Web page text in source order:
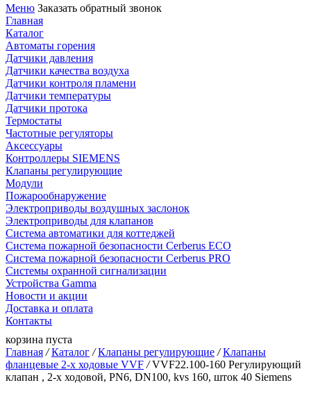
Меню Заказать обратный звонок
Главная
Каталог
Автоматы горения
Датчики давления
Датчики качества воздуха
Датчики контроля пламени
Датчики температуры
Датчики протока
Термостаты
Частотные регуляторы
Аксессуары
Контроллеры SIEMENS
Клапаны регулирующие
Модули
Пожарообнаружение
Электроприводы воздушных заслонок
Электроприводы для клапанов
Система автоматики для коттеджей
Система пожарной безопасности Cerberus ECO
Система пожарной безопасности Cerberus PRO
Системы охранной сигнализации
Устройства Gamma
Новости и акции
Доставка и оплата
Контакты
корзина пуста
Главная / Каталог / Клапаны регулирующие / Клапаны
фланцевые 2-х ходовые VVF / VVF22.100-160 Регулирующий
клапан , 2-х ходовой, PN6, DN100, kvs 160, шток 40 Siemens